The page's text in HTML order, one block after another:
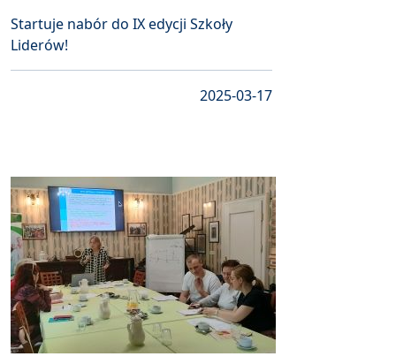
Startuje nabór do IX edycji Szkoły
Liderów!
2025-03-17